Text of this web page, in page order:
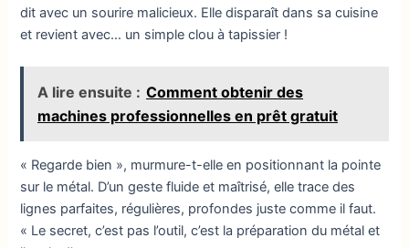
dit avec un sourire malicieux. Elle disparaît dans sa cuisine
et revient avec… un simple clou à tapissier !
A lire ensuite : Comment obtenir des
machines professionnelles en prêt gratuit
« Regarde bien », murmure-t-elle en positionnant la pointe
sur le métal. D’un geste fluide et maîtrisé, elle trace des
lignes parfaites, régulières, profondes juste comme il faut.
« Le secret, c’est pas l’outil, c’est la préparation du métal et